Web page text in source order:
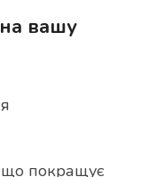
вашу
що покращує